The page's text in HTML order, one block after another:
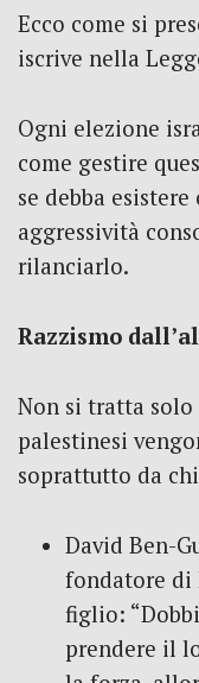
Ecco come si
iscrive nella
Ogni elezione
come gestire
se debba
aggressività
rilanciarlo.
Razzismo
Non si tratta
palestinesi
soprattutto da
David Ben-
fondatore di
figlio:
prendere il